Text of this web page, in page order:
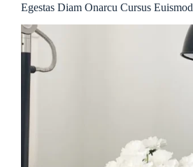
Egestas Diam Onarcu Cursus Euismod